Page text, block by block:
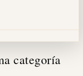
categoría